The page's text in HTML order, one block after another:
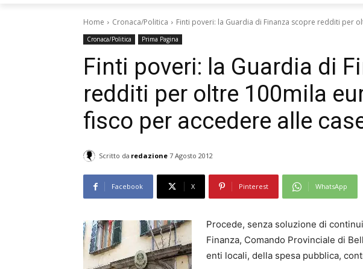
Home Cronaca/Politica Finti poveri: la Guardia di Finanza scopre redditi per
Cronaca/Politica Prima Pagina
Finti poveri: la Guardia di
redditi per oltre 100mila
fisco per accedere alle
Scritto da redazione 7 Agosto 2012
Facebook X Pinterest WhatsApp
Procede, senza soluzione di
Finanza, Comando Provinciale di
enti locali, della spesa pubblica,